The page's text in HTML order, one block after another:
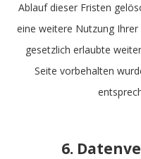
Ablauf dieser Fristen
eine weitere Nutzung
gesetzlich erlaubte
Seite vorbehalten
6.